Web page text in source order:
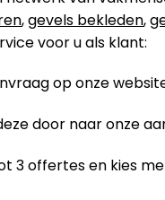
,gevels bekleden,
voor u als klant:
op onze
door naar onze
3 offertes en kies